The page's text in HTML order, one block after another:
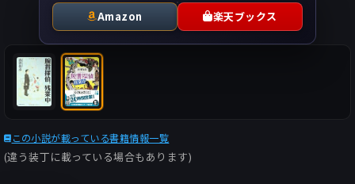
Amazon 楽天ブックス
この小説が載っている書籍情報一覧
(違う装丁に載っている場合もあります)